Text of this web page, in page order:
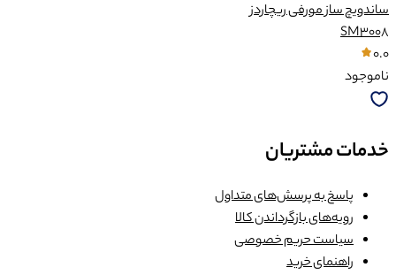
ساندویچ ساز مورفی ریچاردز
SM3008
0.0
ناموجود
خدمات مشتریان
پاسخ به پرسش‌های متداول
رویه‌های بازگرداندن کالا
سیاست حریم خصوصی
راهنمای خرید